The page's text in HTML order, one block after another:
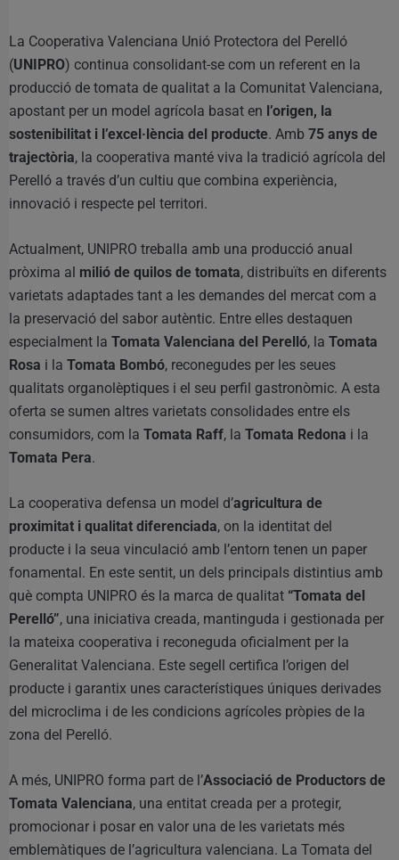
La Cooperativa Valenciana Unió Protectora del Perelló
(UNIPRO) continua consolidant-se com un referent en la
producció de tomata de qualitat a la Comunitat Valenciana,
apostant per un model agrícola basat en l’origen, la
sostenibilitat i l’excel·lència del producte. Amb 75 anys de
trajectòria, la cooperativa manté viva la tradició agrícola del
Perelló a través d’un cultiu que combina experiència,
innovació i respecte pel territori.
Actualment, UNIPRO treballa amb una producció anual
pròxima al milió de quilos de tomata, distribuïts en diferents
varietats adaptades tant a les demandes del mercat com a
la preservació del sabor autèntic. Entre elles destaquen
especialment la Tomata Valenciana del Perelló, la Tomata
Rosa i la Tomata Bombó, reconegudes per les seues
qualitats organolèptiques i el seu perfil gastronòmic. A esta
oferta se sumen altres varietats consolidades entre els
consumidors, com la Tomata Raff, la Tomata Redona i la
Tomata Pera.
La cooperativa defensa un model d’agricultura de
proximitat i qualitat diferenciada, on la identitat del
producte i la seua vinculació amb l’entorn tenen un paper
fonamental. En este sentit, un dels principals distintius amb
què compta UNIPRO és la marca de qualitat “Tomata del
Perelló”, una iniciativa creada, mantinguda i gestionada per
la mateixa cooperativa i reconeguda oficialment per la
Generalitat Valenciana. Este segell certifica l’origen del
producte i garantix unes característiques úniques derivades
del microclima i de les condicions agrícoles pròpies de la
zona del Perelló.
A més, UNIPRO forma part de l’Associació de Productors de
Tomata Valenciana, una entitat creada per a protegir,
promocionar i posar en valor una de les varietats més
emblemàtiques de l’agricultura valenciana. La Tomata del